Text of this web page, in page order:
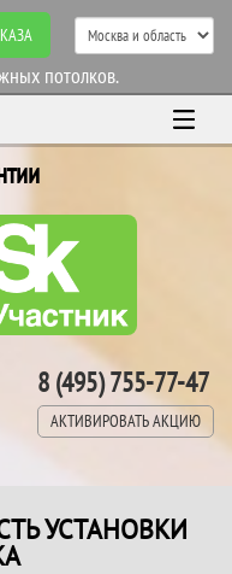
потолков.
8 (495) 755-77-47
АКТИВИРОВАТЬ АКЦИЮ
УСТАНОВКИ